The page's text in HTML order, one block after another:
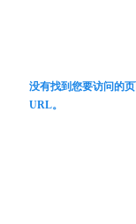
没有找到您要访问的
URL。